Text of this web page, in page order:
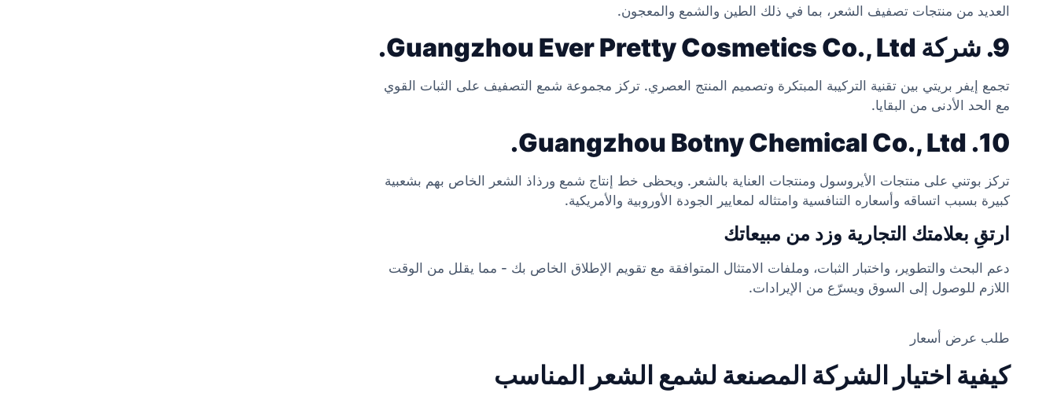
العديد من منتجات تصفيف الشعر، بما في ذلك الطين والشمع والمعجون.
9. شركة Guangzhou Ever Pretty Cosmetics Co., Ltd.
تجمع إيفر بريتي بين تقنية التركيبة المبتكرة وتصميم المنتج العصري. تركز مجموعة شمع التصفيف على الثبات القوي
مع الحد الأدنى من البقايا.
10. Guangzhou Botny Chemical Co., Ltd.
تركز بوتني على منتجات الأيروسول ومنتجات العناية بالشعر. ويحظى خط إنتاج شمع ورذاذ الشعر الخاص بهم بشعبية
كبيرة بسبب اتساقه وأسعاره التنافسية وامتثاله لمعايير الجودة الأوروبية والأمريكية.
ارتقِ بعلامتك التجارية وزد من مبيعاتك
دعم البحث والتطوير، واختبار الثبات، وملفات الامتثال المتوافقة مع تقويم الإطلاق الخاص بك - مما يقلل من الوقت
اللازم للوصول إلى السوق ويسرّع من الإيرادات.
طلب عرض أسعار
كيفية اختيار الشركة المصنعة لشمع الشعر المناسب